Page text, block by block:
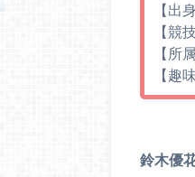
【出
【競
【所
【趣
鈴木優